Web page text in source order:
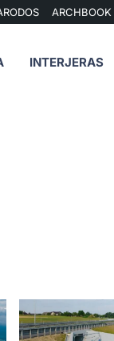
ARCHBOOK
INTERJERAS